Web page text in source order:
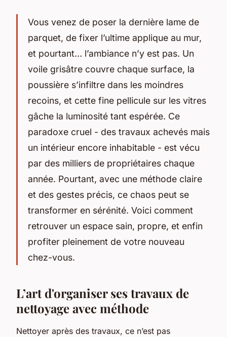
Vous venez de poser la dernière lame de
parquet, de fixer l’ultime applique au mur,
et pourtant… l’ambiance n’y est pas. Un
voile grisâtre couvre chaque surface, la
poussière s’infiltre dans les moindres
recoins, et cette fine pellicule sur les vitres
gâche la luminosité tant espérée. Ce
paradoxe cruel - des travaux achevés mais
un intérieur encore inhabitable - est vécu
par des milliers de propriétaires chaque
année. Pourtant, avec une méthode claire
et des gestes précis, ce chaos peut se
transformer en sérénité. Voici comment
retrouver un espace sain, propre, et enfin
profiter pleinement de votre nouveau
chez-vous.
L’art d'organiser ses travaux de
nettoyage avec méthode
Nettoyer après des travaux, ce n’est pas